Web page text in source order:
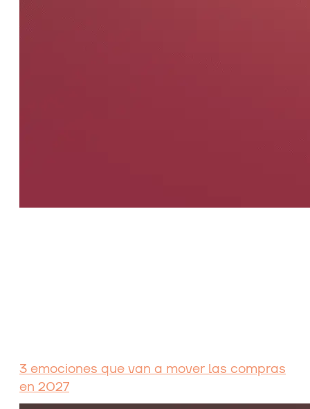
3 emociones que van a mover las compras
en 2027